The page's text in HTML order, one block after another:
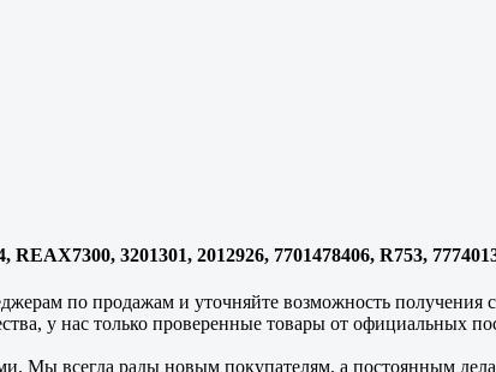
3201301, 2012926, 7701478406, R753,
по продажам и уточняйте возможность
у нас только проверенные товары от официальных
Мы всегда рады новым покупателям, а постоянным